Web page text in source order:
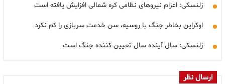
زلنسکی: اعزام نیروهای نظامی کره شمالی افزایش یافته است
اوکراین بخاطر جنگ با روسیه، سن خدمت سربازی را کم نکرد
زلنسکی: سال آینده سال تعیین کننده جنگ است
ارسال نظر